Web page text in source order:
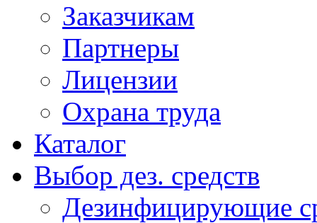
Заказчикам
Партнеры
Лицензии
Охрана труда
Каталог
Выбор дез. средств
Дезинфицирующие